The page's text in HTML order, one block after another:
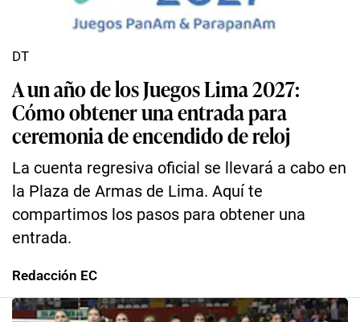
A un año de los Juegos Lima 2027:
Cómo obtener una entrada para
ceremonia de encendido de reloj
La cuenta regresiva oficial se llevará a cabo en
la Plaza de Armas de Lima. Aquí te
compartimos los pasos para obtener una
entrada.
DT
Redacción EC